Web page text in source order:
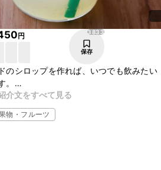
円 3833
保存
のシロップを作れば、いつでも飲みたい
ュでも美味しいですよ。
ょうどいいです。
試しくださいね。
介文をすべて見る
物・フルーツ